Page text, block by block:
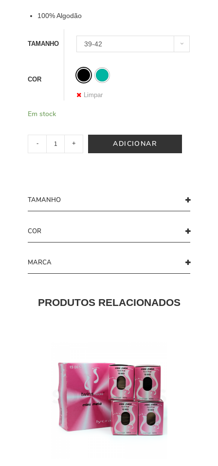
100% Algodão
TAMANHO 39-42
COR
Limpar
Em stock
- + ADICIONAR
TAMANHO
COR
MARCA
PRODUTOS RELACIONADOS